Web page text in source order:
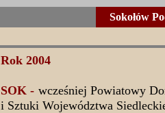
Sokołów
Rok 2004
SOK - wcześniej Powiatowy
i Sztuki Województwa